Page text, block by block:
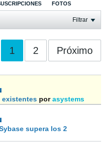
FOTOS
Filtrar
1 2 Próximo
existentes porasystems
supera los 2